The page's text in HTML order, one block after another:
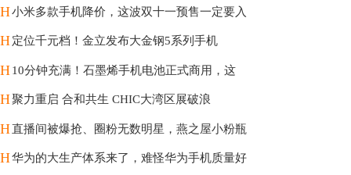
H小米多款手机降价，这波双十一预售一定要入
H定位千元档！金立发布大金钢5系列手机
H10分钟充满！石墨烯手机电池正式商用，这
H聚力重启 合和共生 CHIC大湾区展破浪
H直播间被爆抢、圈粉无数明星，燕之屋小粉瓶
H华为的大生产体系来了，难怪华为手机质量好